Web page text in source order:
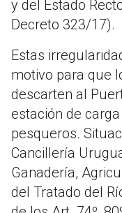
y del Estado
Decreto 323/17).
Estas
motivo para que
descarten al
estación de
pesqueros.
Cancillería
Ganadería,
del Tratado del